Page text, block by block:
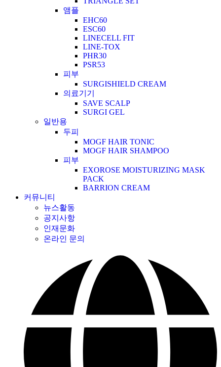
앰플
EHC60
ESC60
LINECELL FIT
LINE-TOX
PHR30
PSR53
피부
SURGISHIELD CREAM
의료기기
SAVE SCALP
SURGI GEL
일반용
두피
MOGF HAIR TONIC
MOGF HAIR SHAMPOO
피부
EXOROSE MOISTURIZING MASK
PACK
BARRION CREAM
커뮤니티
뉴스활동
공지사항
인재문화
온라인 문의